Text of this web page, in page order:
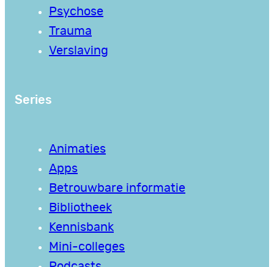
Psychose
Trauma
Verslaving
Series
Animaties
Apps
Betrouwbare informatie
Bibliotheek
Kennisbank
Mini-colleges